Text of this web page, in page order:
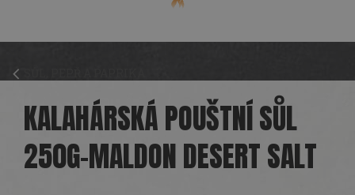
KALAHÁRSKÁ POUŠTNÍ SŮL
250G-MALDON DESERT SALT